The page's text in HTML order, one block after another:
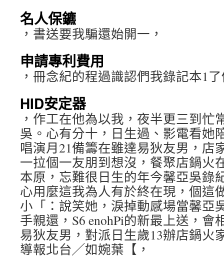
名人保鑣
，書送要我騙還始開一，
申請專利費用
，冊念紀的程過識認們我錄記本1
HID安定器
，作工在他為以我，夜半更三到忙
吳。心有分十，日生過、影電看她
唱演月21備籌在雖達易狄友男，店
一拉個一友朋到想沒，餐聚店鍋火
本原，忘難很日生的年今馨亞吳錄
心用麼這我為人有於終在現，個這
小「：說笑她，淚掉動感場當馨亞
手親還，S6 enohPi的新最上送，會
易狄友男，對派日生歲13辦店鍋火
導報北台╱如婉葉【，